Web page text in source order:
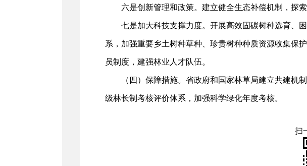
六是创新管理和政策。建立健全生态补偿机制，探
七是加大科技支撑力度。开展高效固碳树种选育、
系，加强重要乡土树种草种、珍贵树种种质资源收集保
员制度，建强林业人才队伍。
（四）保障措施。省政府和国家林草局建立共建机
级林长制考核评价体系，加强科学绿化年度考核。
扫